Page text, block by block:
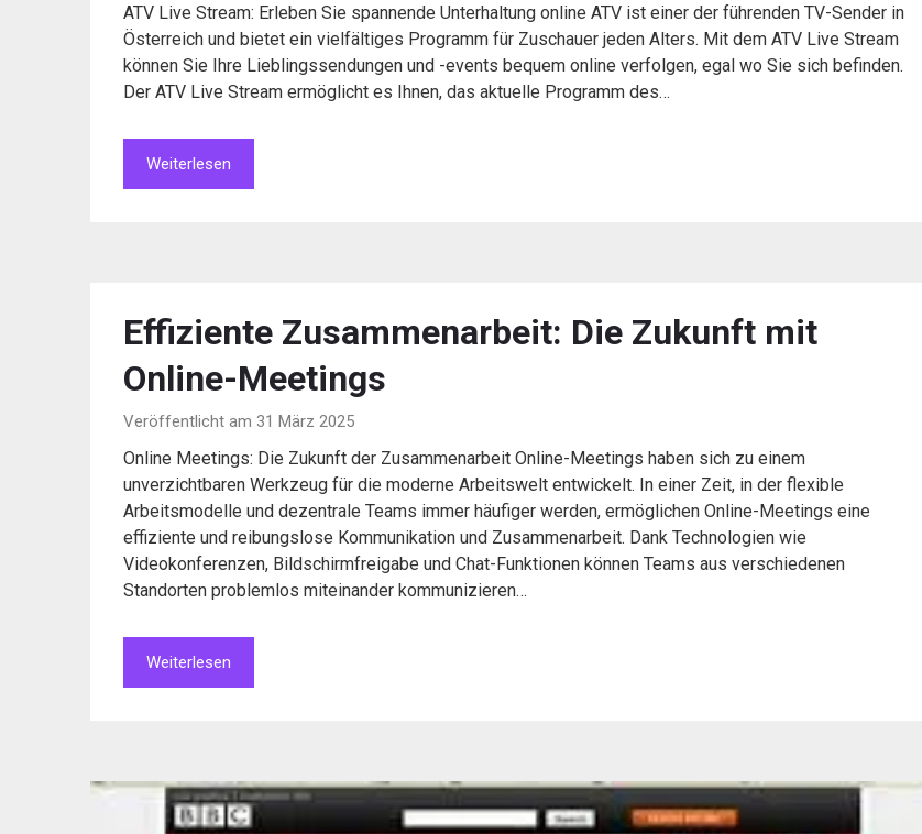
ATV Live Stream: Erleben Sie spannende Unterhaltung online ATV ist einer der führenden TV-Sender in
Österreich und bietet ein vielfältiges Programm für Zuschauer jeden Alters. Mit dem ATV Live Stream
können Sie Ihre Lieblingssendungen und -events bequem online verfolgen, egal wo Sie sich befinden.
Der ATV Live Stream ermöglicht es Ihnen, das aktuelle Programm des…
Weiterlesen
Effiziente Zusammenarbeit: Die Zukunft mit
Online-Meetings
Veröffentlicht am 31 März 2025
Online Meetings: Die Zukunft der Zusammenarbeit Online-Meetings haben sich zu einem
unverzichtbaren Werkzeug für die moderne Arbeitswelt entwickelt. In einer Zeit, in der flexible
Arbeitsmodelle und dezentrale Teams immer häufiger werden, ermöglichen Online-Meetings eine
effiziente und reibungslose Kommunikation und Zusammenarbeit. Dank Technologien wie
Videokonferenzen, Bildschirmfreigabe und Chat-Funktionen können Teams aus verschiedenen
Standorten problemlos miteinander kommunizieren…
Weiterlesen